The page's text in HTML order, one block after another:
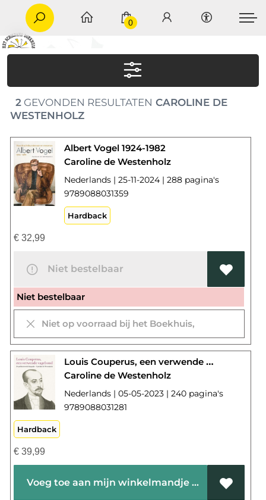
0
2GEVONDEN RESULTATEN CAROLINE DE
WESTENHOLZ
Albert Vogel 1924-1982
Caroline de Westenholz
Nederlands | 25-11-2024 | 288 pagina's
9789088031359
Hardback
€32,99
Niet bestelbaar
Niet bestelbaar
Niet op voorraad bij het Boekhuis,
Louis Couperus, een verwende vagebond
Caroline de Westenholz
Nederlands | 05-05-2023 | 240 pagina's
9789088031281
Hardback
€39,99
Voeg toe aan mijn winkelmandje